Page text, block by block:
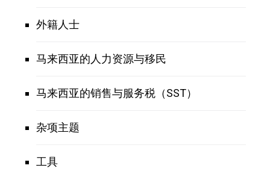
外籍人士
马来西亚的人力资源与移民
马来西亚的销售与服务税（SST）
杂项主题
工具